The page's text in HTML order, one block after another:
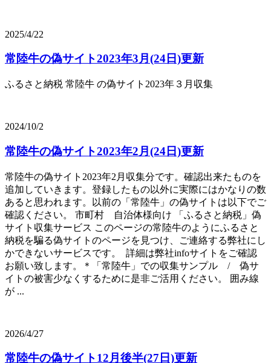
2025/4/22
常陸牛の偽サイト2023年3月(24日)更新
ふるさと納税 常陸牛 の偽サイト2023年３月収集
2024/10/2
常陸牛の偽サイト2023年2月(24日)更新
常陸牛の偽サイト2023年2月収集分です。確認出来たものを
追加していきます。登録したもの以外に実際にはかなりの数
あると思われます。以前の「常陸牛」の偽サイトは以下でご
確認ください。 市町村 自治体様向け 「ふるさと納税」偽
サイト収集サービス このページの常陸牛のようにふるさと
納税を騙る偽サイトのページを見つけ、ご連絡する弊社にし
かできないサービスです。 詳細は弊社infoサイトをご確認
お願い致します。＊「常陸牛」での収集サンプル / 偽サ
イトの被害少なくするために是非ご活用ください。 囲み線
が ...
2026/4/27
常陸牛の偽サイト12月後半(27日)更新